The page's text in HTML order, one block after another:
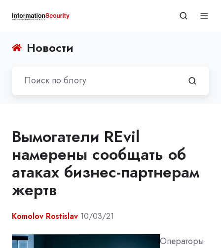
Новости
Вымогатели REvil
намерены сообщать об
атаках бизнес-партнерам
жертв
Komolov Rostislav 10/03/21
Операторы